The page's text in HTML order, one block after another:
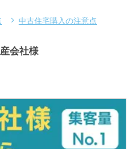
中古住宅購入の注意点
会社様